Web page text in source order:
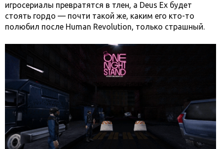
игросериалы превратятся в тлен, а Deus Ex будет
стоять гордо — почти такой же, каким его кто-то
полюбил после Human Revolution, только страшный.